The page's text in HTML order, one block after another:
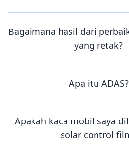
Bagaimana hasil dari
yang retak?
Apa itu ADAS?
Apakah kaca mobil saya
solar control